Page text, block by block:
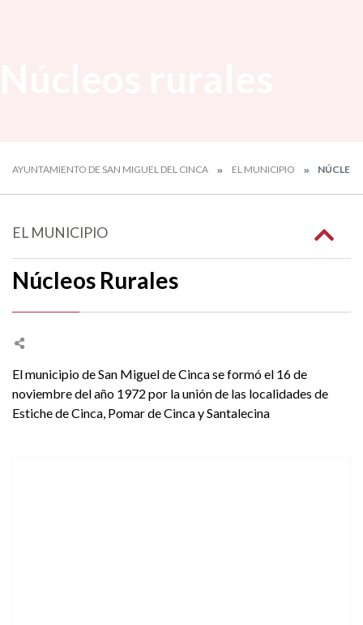
AYUNTAMIENTO DE SAN MIGUEL DEL CINCA EL MUNICIPIO
EL MUNICIPIO
Núcleos Rurales
El municipio de San Miguel de Cinca se formó el 16 de
noviembre del año 1972 por la unión de las localidades de
Estiche de Cinca, Pomar de Cinca y Santalecina